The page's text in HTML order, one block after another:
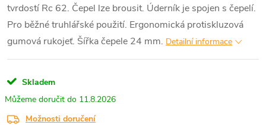
tvrdostí Rc 62. Čepel lze brousit. Úderník je spojen s čepelí.
Pro běžné truhlářské použití. Ergonomická protiskluzová
gumová rukojeť. Šířka čepele 24 mm. Detailní informace
Skladem
11.8.2026
Možnosti doručení